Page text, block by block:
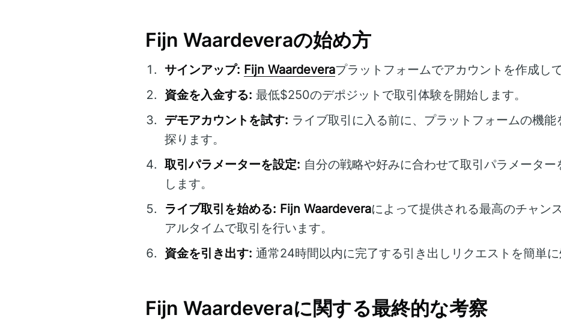
Fijn Waardeveraの始め方
サインアップ: Fijn Waardeveraプラットフォームでアカウントを作成し
資金を入金する: 最低$250のデポジットで取引体験を開始します。
デモアカウントを試す: ライブ取引に入る前に、プラットフォームの機能
探ります。
取引パラメーターを設定: 自分の戦略や好みに合わせて取引パラメーター
します。
ライブ取引を始める: Fijn Waardeveraによって提供される最高のチャン
アルタイムで取引を行います。
資金を引き出す: 通常24時間以内に完了する引き出しリクエストを簡単に
Fijn Waardeveraに関する最終的な考察